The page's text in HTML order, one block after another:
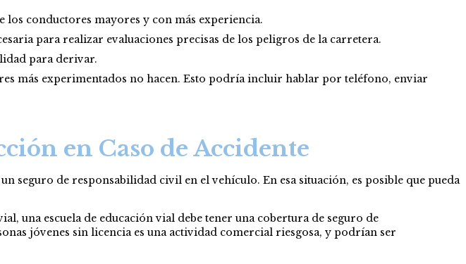
los conductores mayores y con más experiencia.
para realizar evaluaciones precisas de los peligros de la carretera.
para derivar.
más experimentados no hacen. Esto podría incluir hablar por teléfono, enviar
en Caso de Accidente
seguro de responsabilidad civil en el vehículo. En esa situación, es posible que pueda
una escuela de educación vial debe tener una cobertura de seguro de
jóvenes sin licencia es una actividad comercial riesgosa, y podrían ser